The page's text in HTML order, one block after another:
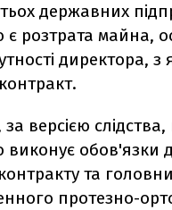
державних
розтрата майна,
директора, з
версією
виконує обов'язки
та
протезно-